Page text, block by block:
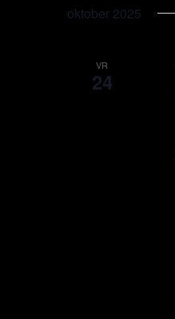
met
oktober 2025
VR
24